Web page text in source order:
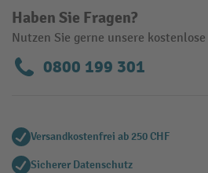
Haben Sie Fragen?
Nutzen Sie gerne unsere
0800 199 301
Versandkostenfrei ab 250 CHF
Sicherer Datenschutz